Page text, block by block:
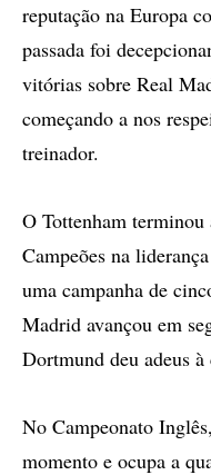
reputação na Europa
passada foi
vitórias sobre Real
começando a nos
treinador.
O Tottenham
Campeões na
uma campanha de
Madrid avançou em
Dortmund deu adeus à
No Campeonato
momento e ocupa a